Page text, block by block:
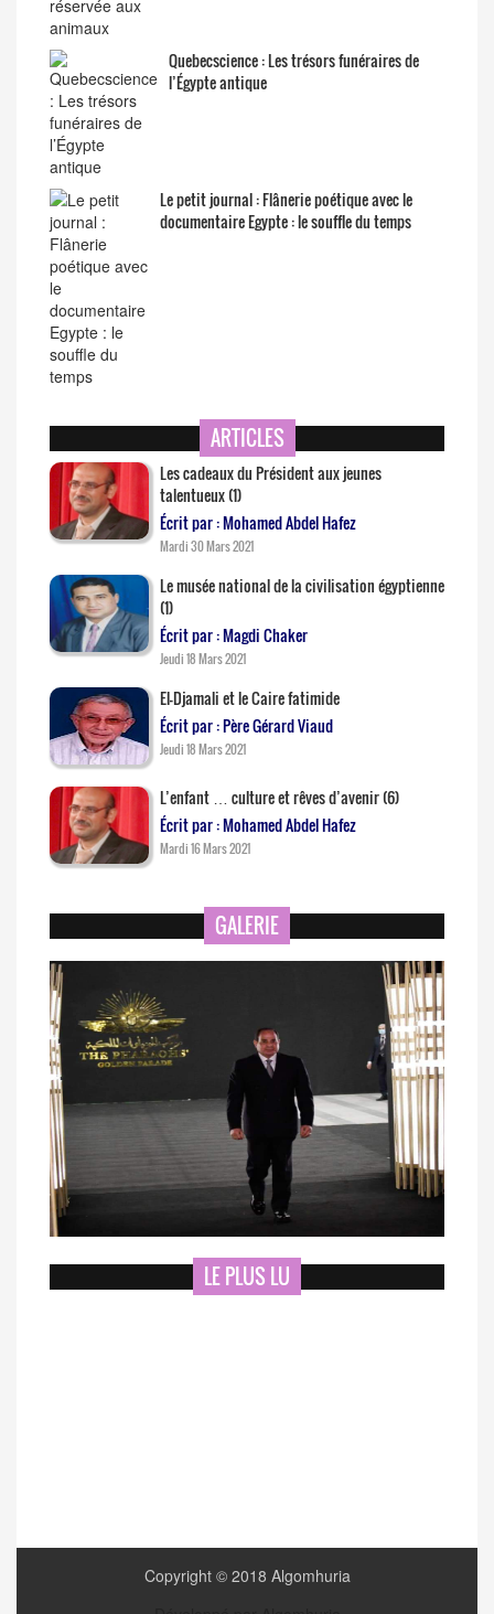
Quebecscience : Les trésors funéraires de
l’Égypte antique
Le petit journal : Flânerie poétique avec le
documentaire Egypte : le souffle du temps
ARTICLES
Les cadeaux du Président aux jeunes
talentueux (1)
Écrit par : Mohamed Abdel Hafez
Mardi 30 Mars 2021
Le musée national de la civilisation égyptienne
(1)
Écrit par : Magdi Chaker
Jeudi 18 Mars 2021
El-Djamali et le Caire fatimide
Écrit par : Père Gérard Viaud
Jeudi 18 Mars 2021
L’enfant … culture et rêves d’avenir (6)
Écrit par : Mohamed Abdel Hafez
Mardi 16 Mars 2021
GALERIE
LE PLUS LU
Copyright © 2018 Algomhuria